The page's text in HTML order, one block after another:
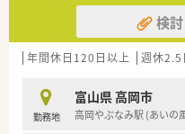
【こんな方にオススメ】
■年間休日120日以上の
に考えながら無理なく
ト業務に挑戦してキャ
■小児科やアレルギー
の不安を取り除くよう
検
年間休日120日以上 週休2.5
勤務地
富山県 高岡市
高岡やぶなみ駅 (あいの